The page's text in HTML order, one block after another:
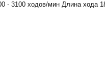
- 3100 ходов/мин Длина хода